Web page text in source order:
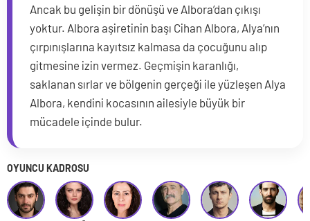
Ancak bu gelişin bir dönüşü ve Albora’dan çıkışı
yoktur. Albora aşiretinin başı Cihan Albora, Alya’nın
çırpınışlarına kayıtsız kalmasa da çocuğunu alıp
gitmesine izin vermez. Geçmişin karanlığı,
saklanan sırlar ve bölgenin gerçeği ile yüzleşen Alya
Albora, kendini kocasının ailesiyle büyük bir
mücadele içinde bulur.
OYUNCU KADROSU